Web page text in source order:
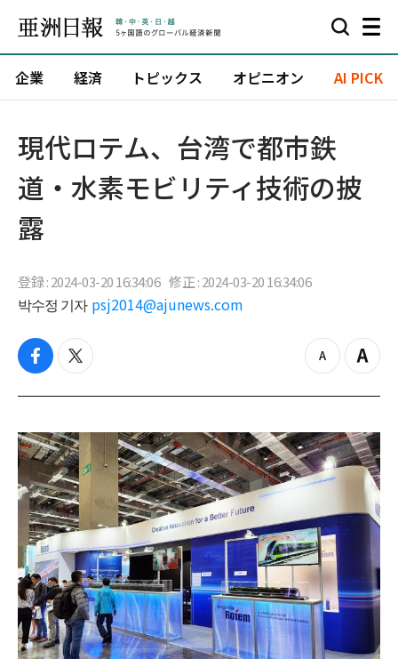
企業 経済 トピックス オピニオン AI PICK
現代ロテム、台湾で都市鉄
道・水素モビリティ技術の披
露
登録 : 2024-03-20 16:34:06 修正 : 2024-03-20 16:34:06
박수정 기자 psj2014@ajunews.com
f
c
b
o
o
k
t
i
t
e
r
z
o
o
u
t
Z
o
i
n